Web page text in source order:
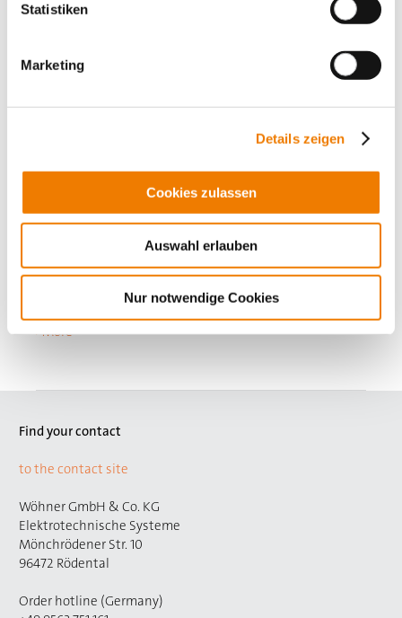
Statistiken
Marketing
Details zeigen
Cookies zulassen
Auswahl erlauben
Nur notwendige Cookies
01618
material: copper Cu-ETP (No. CW004A) acc. to EN 13601
(99.9% copper), strength class R300 (300 N/mm²)
More
Find your contact
to the contact site
Wöhner GmbH & Co. KG
Elektrotechnische Systeme
Mönchrödener Str. 10
96472 Rödental
Order hotline (Germany)